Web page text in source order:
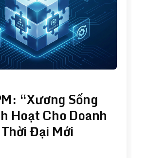
“Xương Sống
Hoạt Cho Doanh
Đại Mới